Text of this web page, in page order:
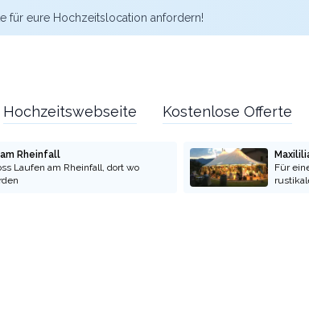
für eure Hochzeitslocation anfordern!
Hochzeitswebseite Kostenlose Offerte
Rheinfall
Laufen am Rheinfall, dort wo
Für